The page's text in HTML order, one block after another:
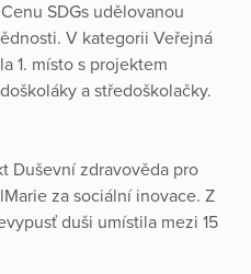
SDGs udělovanou
V kategorii Veřejná
1. místo s projektem
a středoškolačky.
Duševní zdravověda pro
za sociální inovace. Z
duši umístila mezi 15